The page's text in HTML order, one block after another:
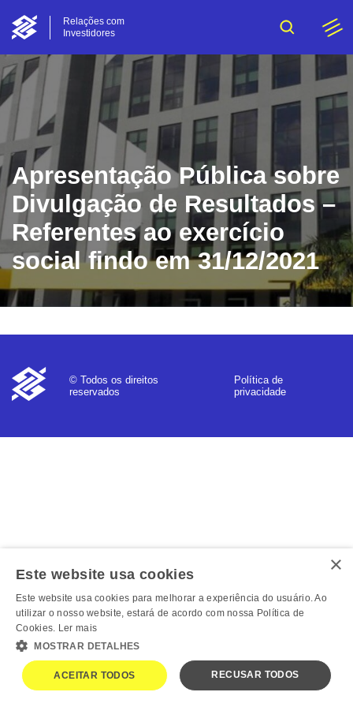
Relações com
Investidores
Apresentação Pública sobre
Divulgação de Resultados –
Referentes ao exercício
social findo em 31/12/2021
© Todos os direitos
reservados
Política de
privacidade
×
Este website usa cookies
Este website usa cookies para melhorar a experiência do usuário. Ao
utilizar o nosso website, estará de acordo com nossa Política de
Cookies. Ler mais
MOSTRAR DETALHES
ACEITAR TODOS RECUSAR TODOS